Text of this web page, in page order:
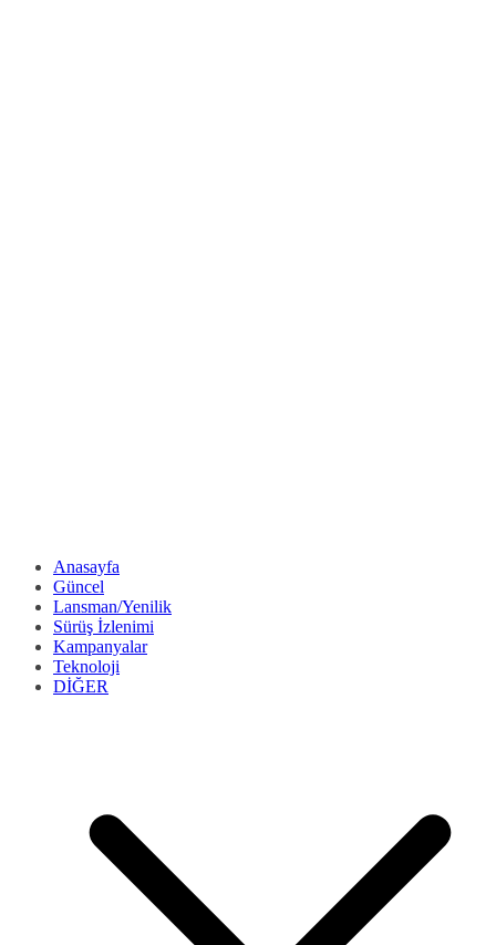
Anasayfa
Güncel
Lansman/Yenilik
Sürüş İzlenimi
Kampanyalar
Teknoloji
DİĞER